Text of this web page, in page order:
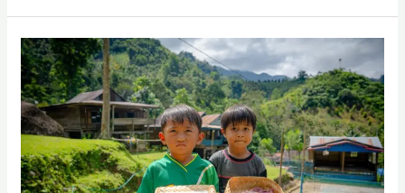
Kurban
Maslahat
Hadirkan
Kebahagiaan
Iduladha
bagi
Masyarakat